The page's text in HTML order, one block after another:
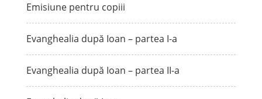
Emisiune pentru copiii
Evanghealia după Ioan – partea I-a
Evanghealia după Ioan – partea II-a